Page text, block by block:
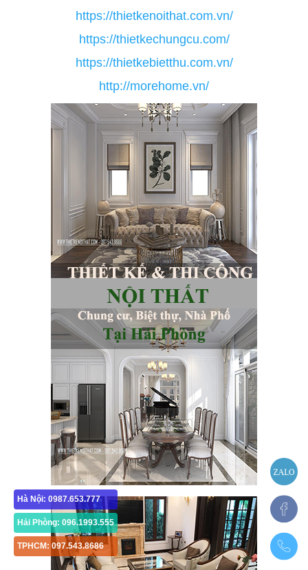
Hà Nội: 0987.653.777
Hải Phòng: 096.1993.555
TPHCM: 097.543.8686
https://thietkenoithat.com.vn/
https://thietkechungcu.com/
https://thietkebietthu.com.vn/
http://morehome.vn/